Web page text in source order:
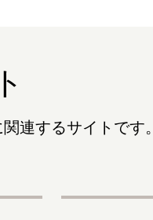
連するサイトです。